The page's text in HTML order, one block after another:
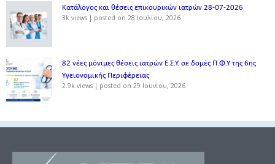
Κατάλογος και θέσεις επικουρικών ιατρών 28-07-2026
3k views | posted on 28 Ιουλίου, 2026
82 νέες μόνιμες θέσεις ιατρών Ε.Σ.Υ. σε δομές Π.Φ.Υ της 6ης
Υγειονομικής Περιφέρειας
2.9k views | posted on 29 Ιουνίου, 2026